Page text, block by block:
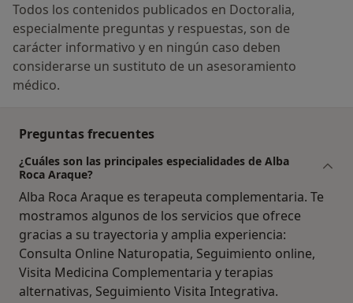
Todos los contenidos publicados en Doctoralia,
especialmente preguntas y respuestas, son de
carácter informativo y en ningún caso deben
considerarse un sustituto de un asesoramiento
médico.
Preguntas frecuentes
¿Cuáles son las principales especialidades de Alba
Roca Araque?
Alba Roca Araque es terapeuta complementaria. Te
mostramos algunos de los servicios que ofrece
gracias a su trayectoria y amplia experiencia:
Consulta Online Naturopatia, Seguimiento online,
Visita Medicina Complementaria y terapias
alternativas, Seguimiento Visita Integrativa.